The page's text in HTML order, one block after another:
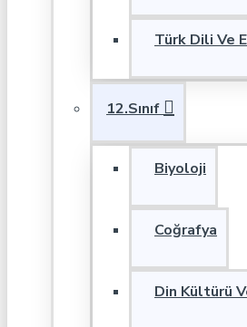
Türk Dili Ve
12.Sınıf
Biyoloji
Coğrafya
Din Kültürü